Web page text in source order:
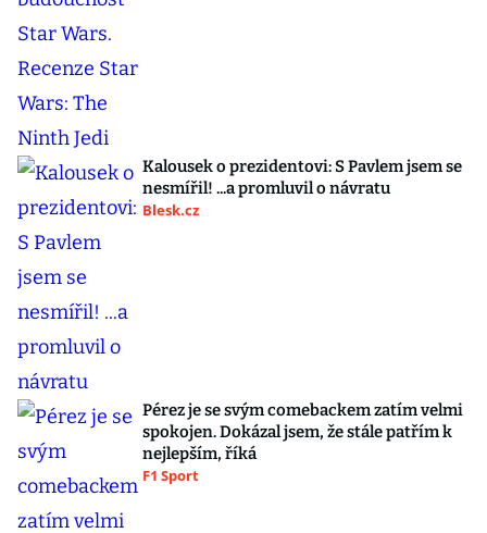
Kalousek o prezidentovi: S Pavlem jsem se
nesmířil! ...a promluvil o návratu
Blesk.cz
Pérez je se svým comebackem zatím velmi
spokojen. Dokázal jsem, že stále patřím k
nejlepším, říká
F1 Sport